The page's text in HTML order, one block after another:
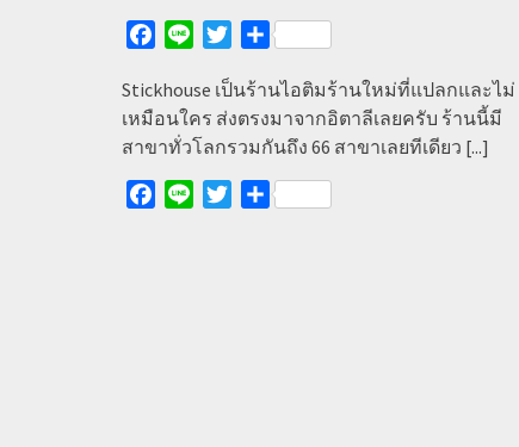
Facebook
Line TwitterShare
Stickhouse เป็นร้านไอติมร้านใหม่ที่แปลกและไม่
เหมือนใคร ส่งตรงมาจากอิตาลีเลยครับ ร้านนี้มี
สาขาทั่วโลกรวมกันถึง 66 สาขาเลยทีเดียว [...]
Facebook
Line TwitterShare